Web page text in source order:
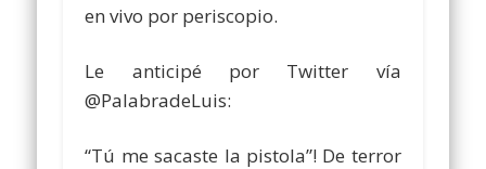
en vivo por periscopio.
Le anticipé por Twitter vía
@PalabradeLuis:
“Tú me sacaste la pistola”! De terror